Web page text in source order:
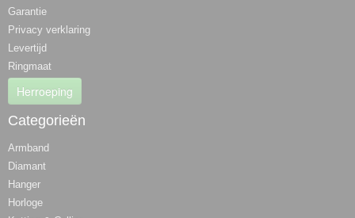
Garantie
Privacy verklaring
Levertijd
Ringmaat
Herroeping
Categorieën
Armband
Diamant
Hanger
Horloge